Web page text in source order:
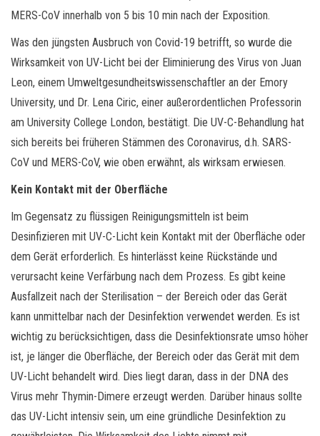
MERS-CoV innerhalb von 5 bis 10 min nach der Exposition.
Was den jüngsten Ausbruch von Covid-19 betrifft, so wurde die
Wirksamkeit von UV-Licht bei der Eliminierung des Virus von Juan
Leon, einem Umweltgesundheitswissenschaftler an der Emory
University, und Dr. Lena Ciric, einer außerordentlichen Professorin
am University College London, bestätigt. Die UV-C-Behandlung hat
sich bereits bei früheren Stämmen des Coronavirus, d.h. SARS-
CoV und MERS-CoV, wie oben erwähnt, als wirksam erwiesen.
Kein Kontakt mit der Oberfläche
Im Gegensatz zu flüssigen Reinigungsmitteln ist beim
Desinfizieren mit UV-C-Licht kein Kontakt mit der Oberfläche oder
dem Gerät erforderlich. Es hinterlässt keine Rückstände und
verursacht keine Verfärbung nach dem Prozess. Es gibt keine
Ausfallzeit nach der Sterilisation – der Bereich oder das Gerät
kann unmittelbar nach der Desinfektion verwendet werden. Es ist
wichtig zu berücksichtigen, dass die Desinfektionsrate umso höher
ist, je länger die Oberfläche, der Bereich oder das Gerät mit dem
UV-Licht behandelt wird. Dies liegt daran, dass in der DNA des
Virus mehr Thymin-Dimere erzeugt werden. Darüber hinaus sollte
das UV-Licht intensiv sein, um eine gründliche Desinfektion zu